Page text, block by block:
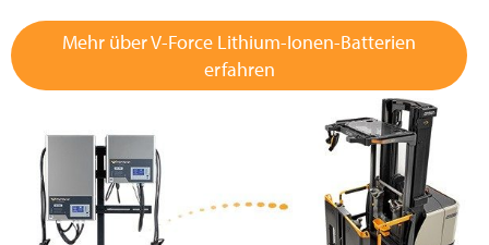
Mehr über V-Force Lithium-Ionen-Batterien
erfahren